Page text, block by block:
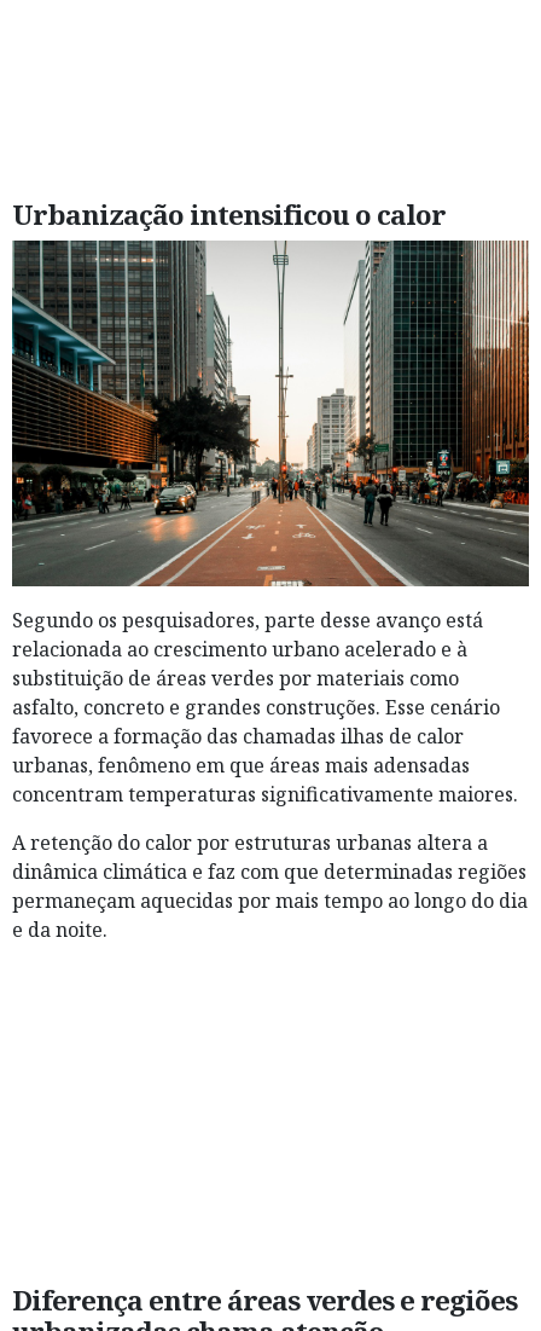
Urbanização intensificou o calor
Segundo os pesquisadores, parte desse avanço está
relacionada ao crescimento urbano acelerado e à
substituição de áreas verdes por materiais como
asfalto, concreto e grandes construções. Esse cenário
favorece a formação das chamadas ilhas de calor
urbanas, fenômeno em que áreas mais adensadas
concentram temperaturas significativamente maiores.
A retenção do calor por estruturas urbanas altera a
dinâmica climática e faz com que determinadas regiões
permaneçam aquecidas por mais tempo ao longo do dia
e da noite.
Diferença entre áreas verdes e regiões